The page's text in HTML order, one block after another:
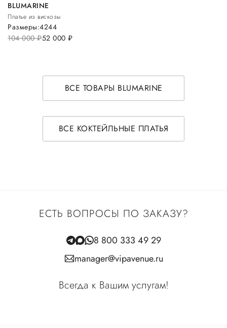
BLUMARINE
Платье из вискозы
104 000руб.52 000 руб.
Размеры:4244
ВСЕ ТОВАРЫ BLUMARINE
ВСЕ КОКТЕЙЛЬНЫЕ ПЛАТЬЯ
ЕСТЬ ВОПРОСЫ ПО ЗАКАЗУ?
8 800 333 49 29
manager@vipavenue.ru
Всегда к Вашим услугам!